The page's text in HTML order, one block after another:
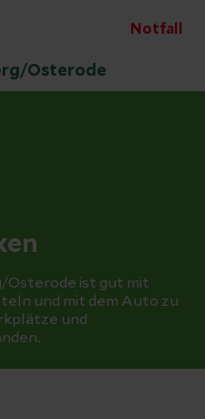
Notfall
Osterode
Osterode ist gut mit
und mit dem Auto zu
und